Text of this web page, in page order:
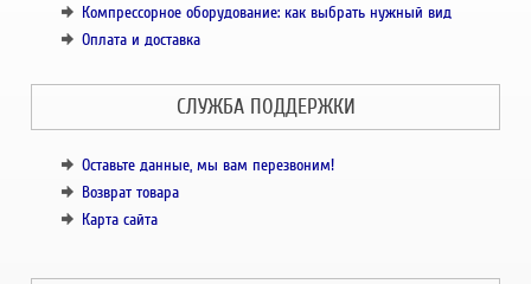
Компрессорное оборудование: как выбрать нужный вид
Оплата и доставка
СЛУЖБА ПОДДЕРЖКИ
Оставьте данные, мы вам перезвоним!
Возврат товара
Карта сайта